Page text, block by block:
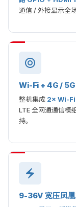
通信 / 外接显示全场
Wi-Fi + 4G / 5G
整机集成 2× Wi-Fi
LTE 全网通通信模
持。
9-36V 宽压凤